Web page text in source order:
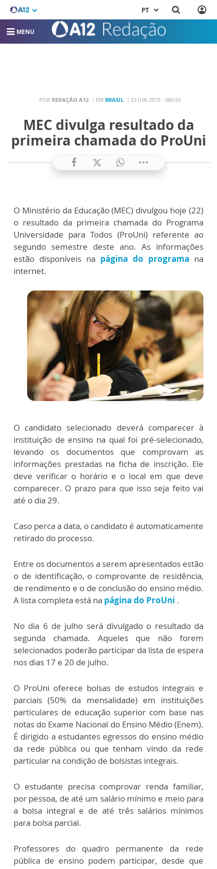
PT
MENU
POR REDAÇÃO A12 EM BRASIL 23 JUN 2015 - 08H33
MEC divulga resultado da
primeira chamada do ProUni
O Ministério da Educação (MEC) divulgou hoje (22)
o resultado da primeira chamada do Programa
Universidade para Todos (ProUni) referente ao
segundo semestre deste ano. As informações
estão disponíveis na página do programa na
internet.
O candidato selecionado deverá comparecer à
instituição de ensino na qual foi pré-selecionado,
levando os documentos que comprovam as
informações prestadas na ficha de inscrição. Ele
deve verificar o horário e o local em que deve
comparecer. O prazo para que isso seja feito vai
até o dia 29.
Caso perca a data, o candidato é automaticamente
retirado do processo.
Entre os documentos a serem apresentados estão
o de identificação, o comprovante de residência,
de rendimento e o de conclusão do ensino médio.
A lista completa está na página do ProUni .
No dia 6 de julho será divulgado o resultado da
segunda chamada. Aqueles que não forem
selecionados poderão participar da lista de espera
nos dias 17 e 20 de julho.
O ProUni oferece bolsas de estudos integrais e
parciais (50% da mensalidade) em instituições
particulares de educação superior com base nas
notas do Exame Nacional do Ensino Médio (Enem).
É dirigido a estudantes egressos do ensino médio
da rede pública ou que tenham vindo da rede
particular na condição de bolsistas integrais.
O estudante precisa comprovar renda familiar,
por pessoa, de até um salário mínimo e meio para
a bolsa integral e de até três salários mínimos
para bolsa parcial.
Professores do quadro permanente da rede
pública de ensino podem participar, desde que